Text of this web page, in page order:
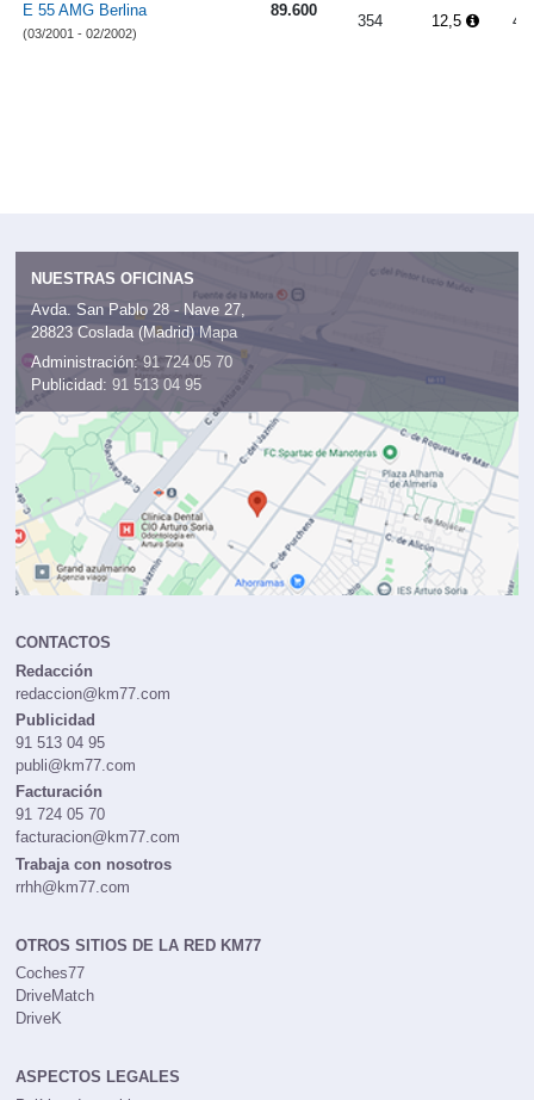
E 55 AMG Berlina
(03/2001 - 02/2002)
89.600
354 12,5
NUESTRAS OFICINAS
Avda. San Pablo 28 - Nave 27,
28823 Coslada (Madrid) Mapa
Administración: 91 724 05 70
Publicidad: 91 513 04 95
CONTACTOS
Redacción
redaccion@km77.com
Publicidad
91 513 04 95
publi@km77.com
Facturación
91 724 05 70
facturacion@km77.com
Trabaja con nosotros
rrhh@km77.com
OTROS SITIOS DE LA RED KM77
Coches77
DriveMatch
DriveK
ASPECTOS LEGALES